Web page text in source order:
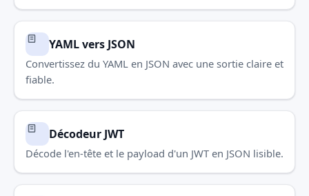
YAML vers JSON
Convertissez du YAML en JSON avec une sortie claire et
fiable.
Décodeur JWT
Décode l'en-tête et le payload d'un JWT en JSON lisible.